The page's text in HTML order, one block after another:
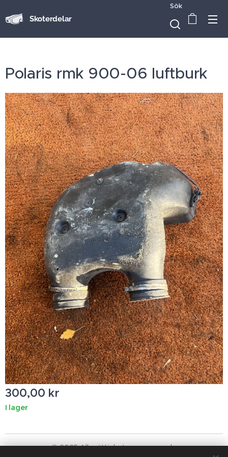
Skoterdelar
Sök
Polaris rmk 900-06 luftburk
300,00 kr
I lager
© 2025 Alla rättigheter reserverade